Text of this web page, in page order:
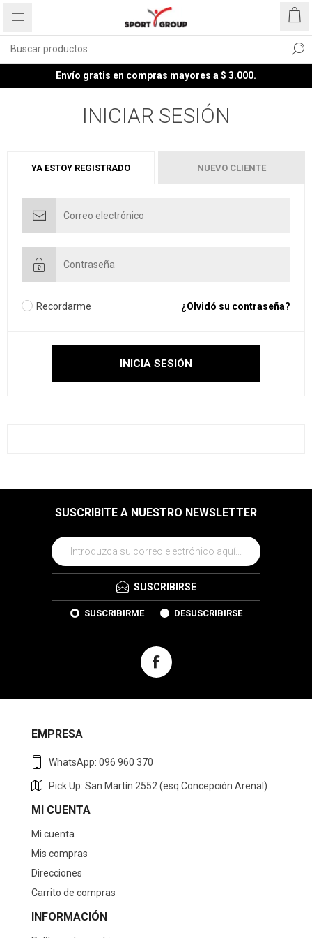
Envío gratis en compras mayores a $ 3.000.
INICIAR SESIÓN
YA ESTOY REGISTRADO NUEVO CLIENTE
Recordarme ¿Olvidó su contraseña?
SUSCRIBITE A NUESTRO NEWSLETTER
SUSCRIBIRSE
SUSCRIBIRME DESUSCRIBIRSE
EMPRESA
WhatsApp: 096 960 370
Pick Up: San Martín 2552 (esq Concepción Arenal)
MI CUENTA
Mi cuenta
Mis compras
Direcciones
Carrito de compras
INFORMACIÓN